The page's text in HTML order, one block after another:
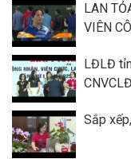
LAN
VIÊN
LĐLĐ
Sắp